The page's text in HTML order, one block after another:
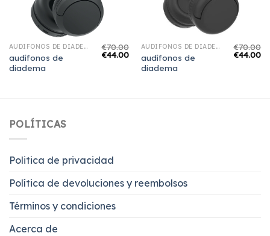
AUDÍFONOS DE DIADEMA
audífonos de
diadema
€70.00
€44.00
AUDÍFONOS DE DIADEMA
audífonos de
diadema
€70.00
€44.00
POLÍTICAS
Politica de privacidad
Política de devoluciones y reembolsos
Términos y condiciones
Acerca de